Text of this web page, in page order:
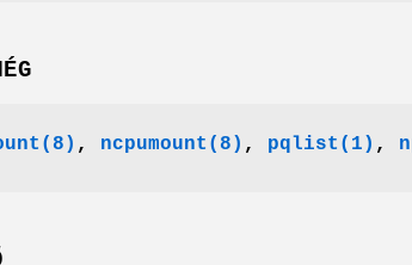
, ncpumount(8) , pqlist(1) ,